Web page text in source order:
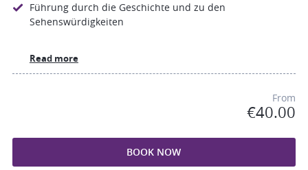
Führung durch die Geschichte und zu den
Sehenswürdigkeiten
Read more
From
€40.00
BOOK NOW